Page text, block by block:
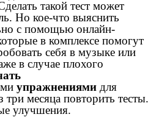
такой тест может
Но кое-что выяснить
с помощью онлайн-
в комплексе помогут
себя в музыке или
в случае плохого
упражнениями для
три месяца повторить тесты.
улучшения.